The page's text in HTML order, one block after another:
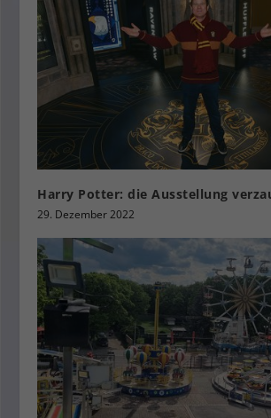
Harry Potter: die Ausstellung
29. Dezember 2022